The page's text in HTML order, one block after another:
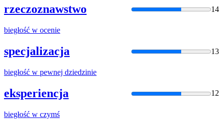
rzeczoznawstwo 14
biegłość w ocenie
specjalizacja 13
biegłość w pewnej dziedzinie
eksperiencja 12
biegłość w czymś